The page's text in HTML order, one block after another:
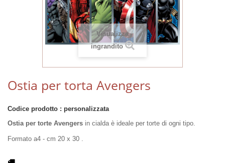
Visualizza
ingrandito
Ostia per torta Avengers
Codice prodotto : personalizzata
Ostia per torte Avengers in cialda è ideale per torte di ogni tipo.
Formato a4 - cm 20 x 30 .